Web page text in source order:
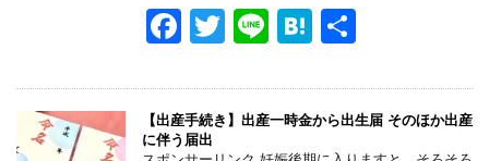
F
c
e
T
tt
er
Li
e
H
e
n
【出産手続き】出産一時金から出生届 そのほか出産
に伴う届出